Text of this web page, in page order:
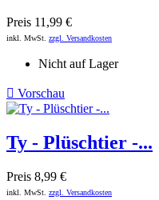
Preis 11,99 €
inkl. MwSt. zzgl. Versandkosten
Nicht auf Lager
 Vorschau
Ty - Plüschtier -...
Preis 8,99 €
inkl. MwSt. zzgl. Versandkosten